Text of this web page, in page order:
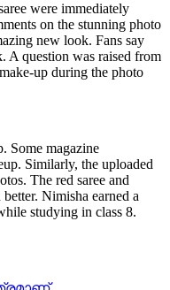
were immediately
on the stunning photo
new look. Fans say
A question was raised from
up during the photo
Some magazine
Similarly, the uploaded
The red saree and
Nimisha earned a
studying in class 8.